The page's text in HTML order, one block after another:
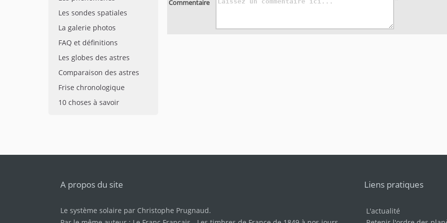
Les sondes spatiales
La galerie photos
FAQ et définitions
Les globes des astres
Comparaison des astres
Frise chronologique
10 choses à savoir
Commentaire
A propos du site
Le système solaire par Christophe Prugnaud.
Liens pratiques
L'actualité